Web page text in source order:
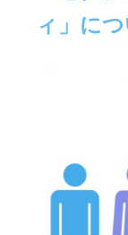
ィ」に